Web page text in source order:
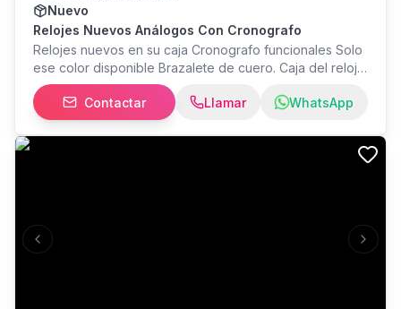
Nuevo
Relojes Nuevos Análogos Con Cronografo
Relojes nuevos en su caja Cronografo funcionales Solo
ese color disponible Brazalete de cuero. Caja del reloj
mide 40 mm Mayor info inbox o WhatsApp
Contactar
Llamar WhatsApp
Previous slide Next